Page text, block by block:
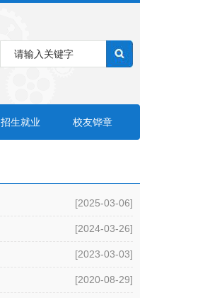
招生就业 校友铧章
[2025-03-06]
[2024-03-26]
[2023-03-03]
[2020-08-29]